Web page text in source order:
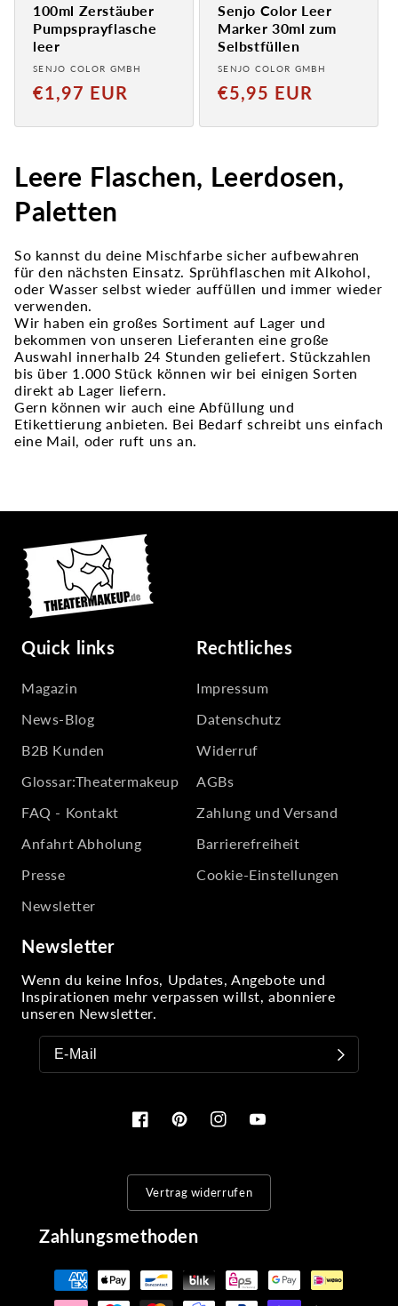
100ml Zerstäuber
Pumpsprayflasche
leer
Anbieter:
SENJO COLOR GMBH
Normaler
€1,97 EUR
Senjo Color Leer
Marker 30ml zum
Selbstfüllen
Anbieter:
SENJO COLOR GMBH
Normaler
€5,95 EUR
Leere Flaschen, Leerdosen,
Paletten
So kannst du deine Mischfarbe sicher aufbewahren
für den nächsten Einsatz. Sprühflaschen mit Alkohol,
oder Wasser selbst wieder auffüllen und immer wieder
verwenden.
Wir haben ein großes Sortiment auf Lager und
bekommen von unseren Lieferanten eine große
Auswahl innerhalb 24 Stunden geliefert. Stückzahlen
bis über 1.000 Stück können wir bei einigen Sorten
direkt ab Lager liefern.
Gern können wir auch eine Abfüllung und
Etikettierung anbieten. Bei Bedarf schreibt uns einfach
eine Mail, oder ruft uns an.
Quick links
Magazin
News-Blog
B2B Kunden
Glossar:Theatermakeup
FAQ - Kontakt
Anfahrt Abholung
Presse
Newsletter
Rechtliches
Impressum
Datenschutz
Widerruf
AGBs
Zahlung und Versand
Barrierefreiheit
Cookie-Einstellungen
Newsletter
Wenn du keine Infos, Updates, Angebote und
Inspirationen mehr verpassen willst, abonniere
unseren Newsletter.
FacebookPinterestInstagramYouTube
Vertrag widerrufen
Zahlungsmethoden